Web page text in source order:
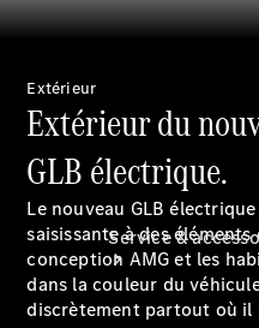
Service &
Extérieur
Extérieur du
GLB électrique.
Le nouveau GLB
saisissante à des
conception AMG et les
dans la couleur du
discrètement partout où il